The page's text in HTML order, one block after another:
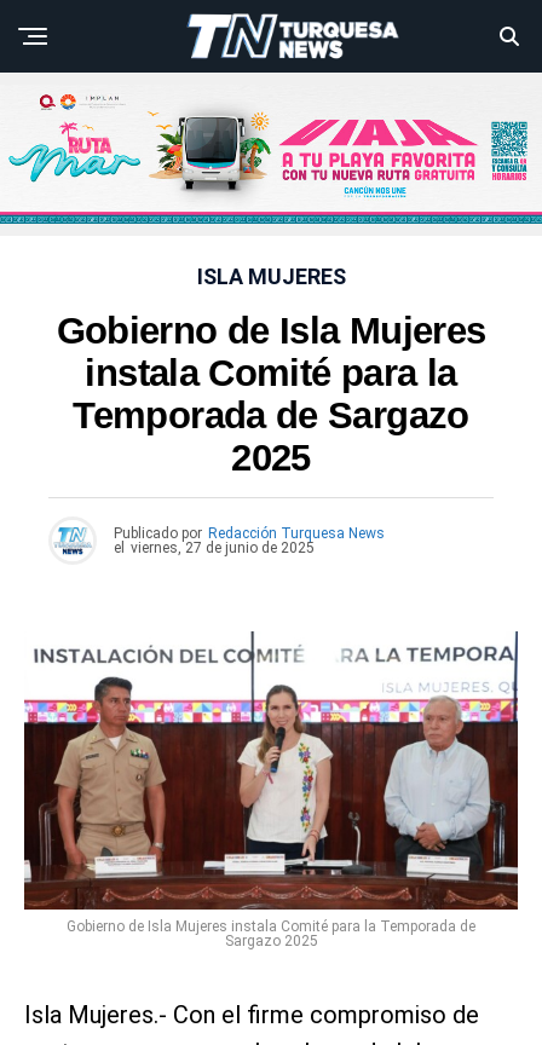
ISLA MUJERES
Gobierno de Isla Mujeres
instala Comité para la
Temporada de Sargazo
2025
Publicado por Redacción Turquesa News
el viernes, 27 de junio de 2025
Gobierno de Isla Mujeres instala Comité para la Temporada de
Sargazo 2025
Isla Mujeres.- Con el firme compromiso de